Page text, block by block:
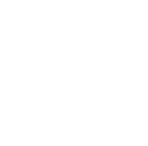
пенсии.